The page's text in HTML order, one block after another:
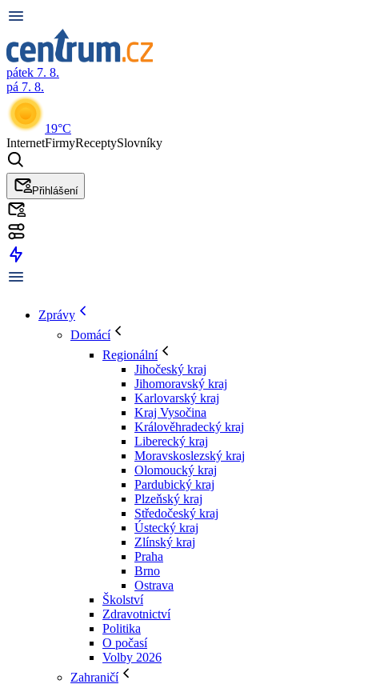
pátek 7. 8.
pá 7. 8.
19°C
InternetFirmyReceptySlovníky
Přihlášení
Zprávy
Domácí
Regionální
Jihočeský kraj
Jihomoravský kraj
Karlovarský kraj
Kraj Vysočina
Králověhradecký kraj
Liberecký kraj
Moravskoslezský kraj
Olomoucký kraj
Pardubický kraj
Plzeňský kraj
Středočeský kraj
Ústecký kraj
Zlínský kraj
Praha
Brno
Ostrava
Školství
Zdravotnictví
Politika
O počasí
Volby 2026
Zahraničí